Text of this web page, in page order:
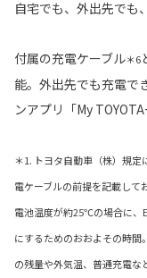
自宅でも、外出先でも
付属の充電ケーブル＊6
能。外出先でも充電で
ンアプリ「My
＊1. トヨタ自動車（株）規
電ケーブルの前提を記載し
電池温度が約25℃の場合に、
にするためのおおよその時
の残量や外気温、普通充電な